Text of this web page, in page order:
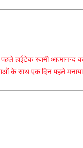
हाईटेक स्वामी आत्मानन्द
के साथ एक दिन पहले